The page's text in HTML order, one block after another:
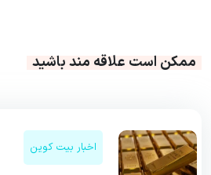
ممکن است علاقه مند باشید
اخبار بیت کوین